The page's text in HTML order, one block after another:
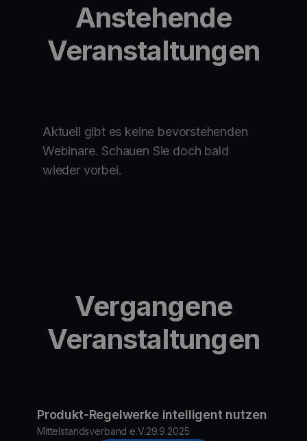
Anstehende
Veranstaltungen
Aktuell gibt es keine bevorstehenden
Webinare. Schauen Sie doch bald
wieder vorbei.
Vergangene
Veranstaltungen
Produkt-Regelwerke intelligent nutzen
Mittelstandsverband e.V.29.9.2025